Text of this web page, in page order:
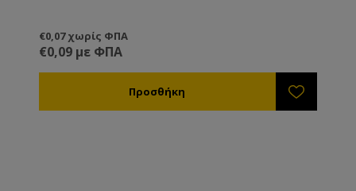
€0,07 χωρίς ΦΠΑ
€0,09 με ΦΠΑ